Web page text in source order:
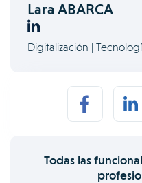
Lara ABARCA
Digitalización |
Todas las